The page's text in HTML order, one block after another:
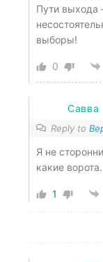
Пути выхода
выборы!
0
Савва
Reply to
Я не
какие ворота.
1